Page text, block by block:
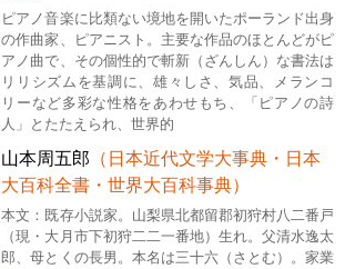
ピアノ音楽に比類ない境地を開いたポーランド出身
の作曲家、ピアニスト。主要な作品のほとんどがピ
アノ曲で、その個性的で斬新（ざんしん）な書法は
リリシズムを基調に、雄々しさ、気品、メランコ
リーなど多彩な性格をあわせもち、「ピアノの詩
人」とたたえられ、世界的
山本周五郎 （日本近代文学大事典・日本
大百科全書・世界大百科事典）
本文：既存小説家。山梨県北都留郡初狩村八二番戸
（現・大月市下初狩二二一番地）生れ。父清水逸太
郎、母とくの長男。本名は三十六（さとむ）。家業